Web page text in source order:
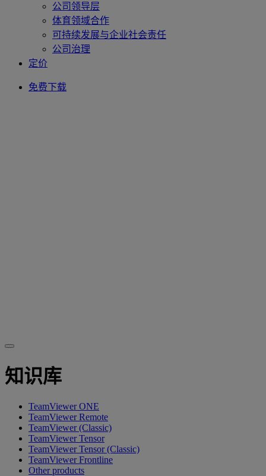
公司领导层
体育领域合作
可持续发展与企业社会责任
公司治理
定价
免费下载
知识库
TeamViewer ONE
TeamViewer Remote
TeamViewer (Classic)
TeamViewer Tensor
TeamViewer Tensor (Classic)
TeamViewer Frontline
Other products